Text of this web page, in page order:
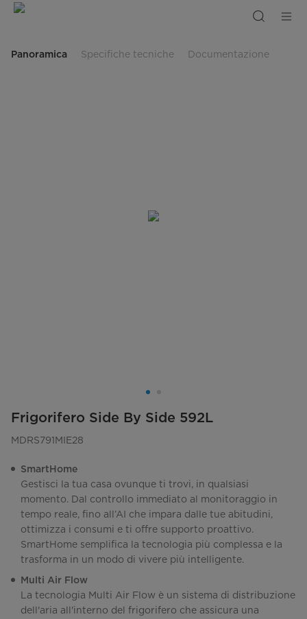
Frigorifero
Panoramica Specifiche tecniche Documentazione
Frigorifero Side By Side 592L
MDRS791MIE28
SmartHome
Gestisci la tua casa ovunque ti trovi, in qualsiasi
momento. Dal controllo immediato al monitoraggio in
tempo reale, fino all’AI che impara dalle tue abitudini,
ottimizza i consumi e ti offre supporto proattivo.
SmartHome semplifica la tecnologia più complessa e la
trasforma in un modo di vivere più intelligente.
Multi Air Flow
La tecnologia Multi Air Flow è un sistema di distribuzione
dell'aria all'interno del frigorifero che assicura una